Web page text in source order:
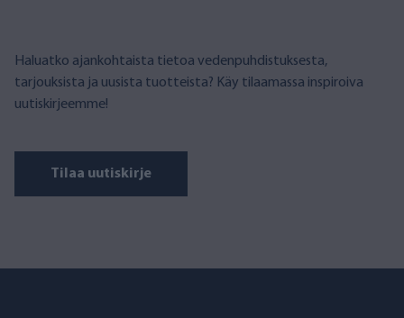
Haluatko ajankohtaista tietoa vedenpuhdistuksesta,
tarjouksista ja uusista tuotteista? Käy tilaamassa inspiroiva
uutiskirjeemme!
Tilaa uutiskirje